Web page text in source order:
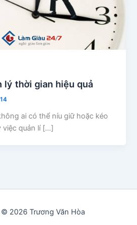
lý thời gian hiệu quả
ai có thể níu giữ hoặc kéo
việc quản lí […]
2026 Trương Văn Hòa